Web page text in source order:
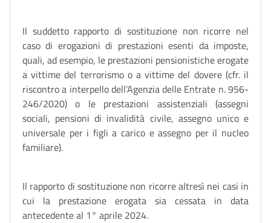
Il suddetto rapporto di sostituzione non ricorre nel
caso di erogazioni di prestazioni esenti da imposte,
quali, ad esempio, le prestazioni pensionistiche erogate
a vittime del terrorismo o a vittime del dovere (cfr. il
riscontro a interpello dell’Agenzia delle Entrate n. 956-
246/2020) o le prestazioni assistenziali (assegni
sociali, pensioni di invalidità civile, assegno unico e
universale per i figli a carico e assegno per il nucleo
familiare).
Il rapporto di sostituzione non ricorre altresì nei casi in
cui la prestazione erogata sia cessata in data
antecedente al 1° aprile 2024.